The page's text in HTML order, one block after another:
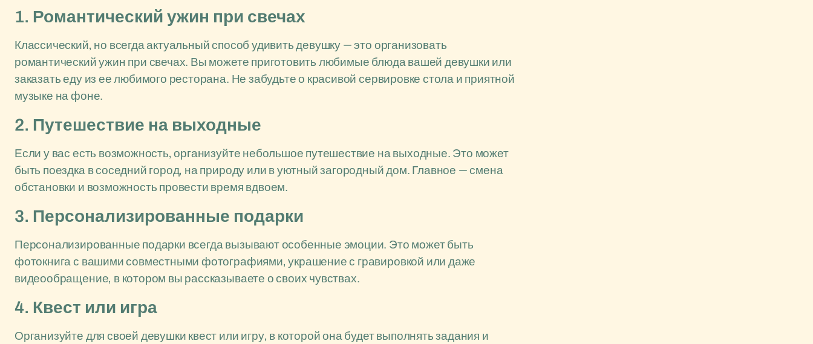
1. Романтический ужин при свечах
Классический, но всегда актуальный способ удивить девушку — это организовать
романтический ужин при свечах. Вы можете приготовить любимые блюда вашей девушки или
заказать еду из ее любимого ресторана. Не забудьте о красивой сервировке стола и приятной
музыке на фоне.
2. Путешествие на выходные
Если у вас есть возможность, организуйте небольшое путешествие на выходные. Это может
быть поездка в соседний город, на природу или в уютный загородный дом. Главное — смена
обстановки и возможность провести время вдвоем.
3. Персонализированные подарки
Персонализированные подарки всегда вызывают особенные эмоции. Это может быть
фотокнига с вашими совместными фотографиями, украшение с гравировкой или даже
видеообращение, в котором вы рассказываете о своих чувствах.
4. Квест или игра
Организуйте для своей девушки квест или игру, в которой она будет выполнять задания и